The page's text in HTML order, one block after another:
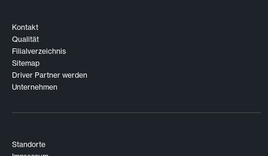
Kontakt
Qualität
Filialverzeichnis
Sitemap
Driver Partner werden
Unternehmen
Standorte